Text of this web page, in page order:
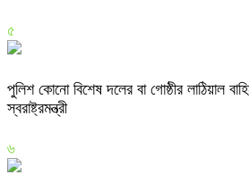
৫
পুলিশ কোনো বিশেষ দলের বা গোষ্ঠীর লাঠিয়াল
স্বরাষ্ট্রমন্ত্রী
৬